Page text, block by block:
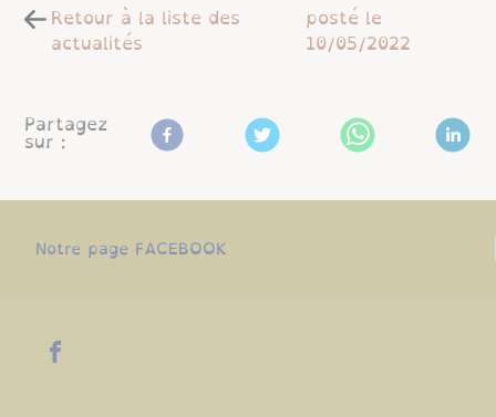
Retour à la liste des
actualités
posté le
10/05/2022
Partagez
sur :
Notre page FACEBOOK